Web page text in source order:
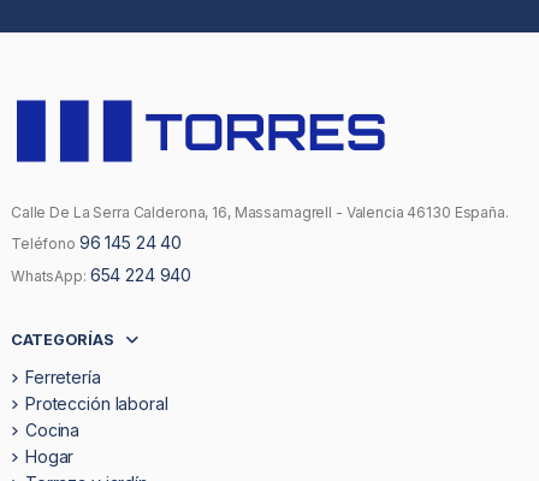
Calle De La Serra Calderona, 16, Massamagrell - Valencia 46130 España.
Teléfono 96 145 24 40
WhatsApp: 654 224 940
CATEGORÍAS
Ferretería
Protección laboral
Cocina
Hogar